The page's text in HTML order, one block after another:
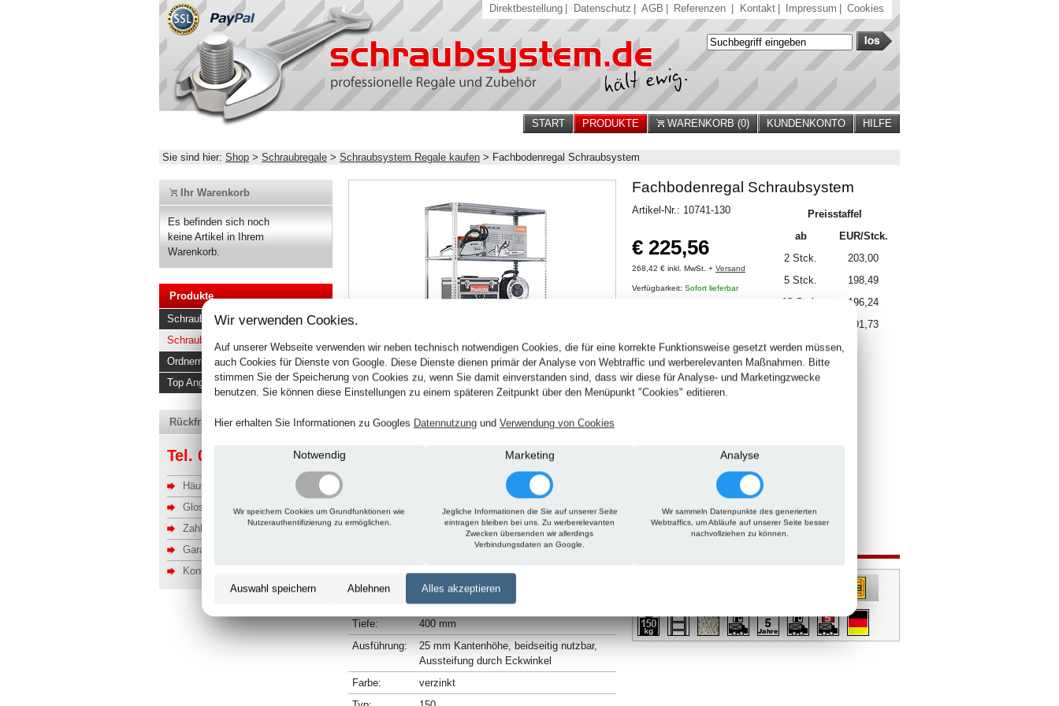
Direktbestellung Datenschutz AGB Referenzen Kontakt Impressum Cookies
HILFE
KUNDENKONTO
WARENKORB (0)
PRODUKTE
START
Sie sind hier: Shop > Schraubregale > Schraubsystem Regale kaufen > Fachbodenregal Schraubsystem
Ihr Warenkorb
Es befinden sich noch
keine Artikel in Ihrem
Warenkorb.
Produkte
Schraubregale
Schraubsystem Regale kaufen
Ordnerregale
Top Angebote
Rückfragen, Hilfe, Bestellen?
Tel. 06201 690095-0
Häufige Fragen
Glossar
Zahlung u. Versand
Garantie
Kontakt
Fachbodenregal Schraubsystem
Artikel-Nr.: 10741-130
€ 225,56
268,42 € inkl. MwSt. + Versand
Verfügbarkeit: Sofort lieferbar
Preisstaffel
ab
EUR/Stck.
2 Stck.
203,00
5 Stck.
198,49
10 Stck.
196,24
191,73
Beschreibung Zu diesem Artikel passt auch
1300 mm
Tiefe:
400 mm
Ausführung:
25 mm Kantenhöhe, beidseitig nutzbar,
Aussteifung durch Eckwinkel
Farbe:
verzinkt
Wir verwenden Cookies.
Auf unserer Webseite verwenden wir neben technisch notwendigen Cookies, die für eine korrekte Funktionsweise gesetzt werden müssen,
auch Cookies für Dienste von Google. Diese Dienste dienen primär der Analyse von Webtraffic und werberelevanten Maßnahmen. Bitte
stimmen Sie der Speicherung von Cookies zu, wenn Sie damit einverstanden sind, dass wir diese für Analyse- und Marketingzwecke
benutzen. Sie können diese Einstellungen zu einem späteren Zeitpunkt über den Menüpunkt "Cookies" editieren.
Hier erhalten Sie Informationen zu Googles Datennutzung und Verwendung von Cookies
Notwendig
Wir speichern Cookies um Grundfunktionen wie
Nutzerauthentifizierung zu ermöglichen.
Marketing
Jegliche Informationen die Sie auf unserer Seite
eintragen bleiben bei uns. Zu werberelevanten
Zwecken übersenden wir allerdings
Verbindungsdaten an Google.
Analyse
Wir sammeln Datenpunkte des generierten
Webtraffics, um Abläufe auf unserer Seite besser
nachvollziehen zu können.
Auswahl speichern Ablehnen Alles akzeptieren